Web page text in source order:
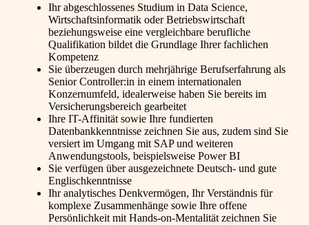
Ihr abgeschlossenes Studium in Data Science,
Wirtschaftsinformatik oder Betriebswirtschaft
beziehungsweise eine vergleichbare berufliche
Qualifikation bildet die Grundlage Ihrer fachlichen
Kompetenz
Sie überzeugen durch mehrjährige Berufserfahrung als
Senior Controller:in in einem internationalen
Konzernumfeld, idealerweise haben Sie bereits im
Versicherungsbereich gearbeitet
Ihre IT-Affinität sowie Ihre fundierten
Datenbankkenntnisse zeichnen Sie aus, zudem sind Sie
versiert im Umgang mit SAP und weiteren
Anwendungstools, beispielsweise Power BI
Sie verfügen über ausgezeichnete Deutsch- und gute
Englischkenntnisse
Ihr analytisches Denkvermögen, Ihr Verständnis für
komplexe Zusammenhänge sowie Ihre offene
Persönlichkeit mit Hands-on-Mentalität zeichnen Sie